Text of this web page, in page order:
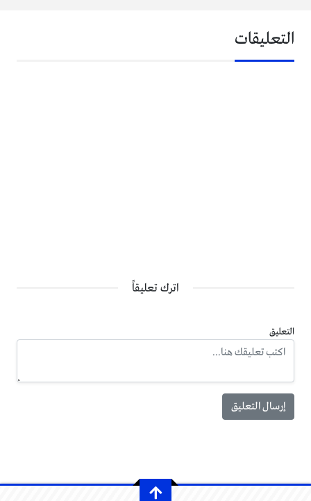
التعليقات
اترك تعليقاً
التعليق